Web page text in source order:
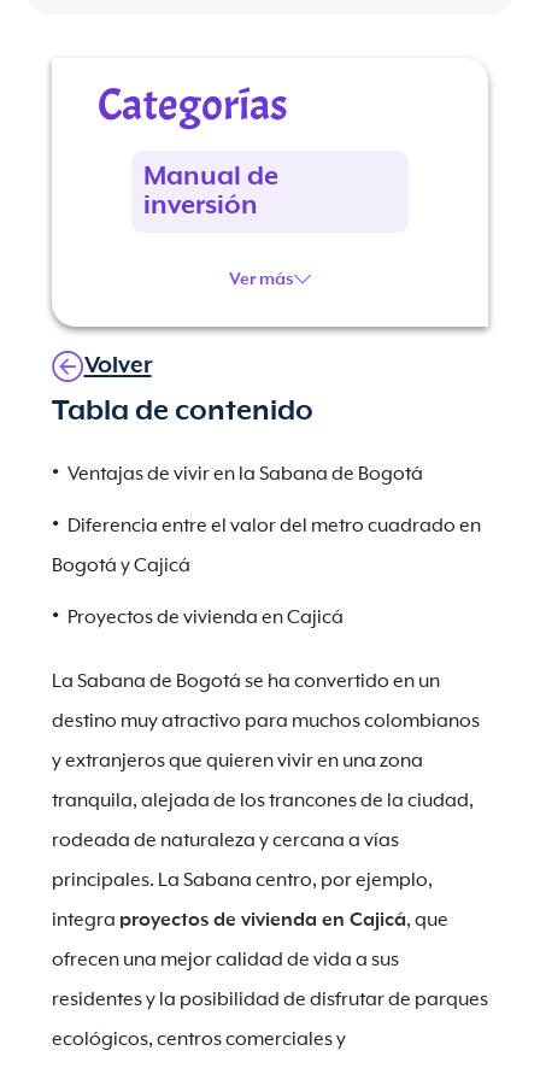
Categorías
Manual de
inversión
Ver más
Volver
Tabla de contenido
Ventajas de vivir en la Sabana de Bogotá
Diferencia entre el valor del metro cuadrado en
Bogotá y Cajicá
Proyectos de vivienda en Cajicá
La Sabana de Bogotá se ha convertido en un
destino muy atractivo para muchos colombianos
y extranjeros que quieren vivir en una zona
tranquila, alejada de los trancones de la ciudad,
rodeada de naturaleza y cercana a vías
principales. La Sabana centro, por ejemplo,
integra proyectos de vivienda en Cajicá, que
ofrecen una mejor calidad de vida a sus
residentes y la posibilidad de disfrutar de parques
ecológicos, centros comerciales y